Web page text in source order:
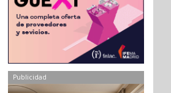
Publicidad